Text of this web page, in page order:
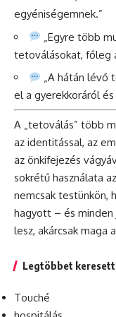
egyéniségemnek.”
„Egyre több
tetoválásokat, főleg
„A hátán lévő
el a gyerekkoráról és
A „tetoválás” több
az identitással, az
az önkifejezés
sokrétű használata
nemcsak testünkön,
hagyott – és minden
lesz, akárcsak maga
Legtöbbet
Touché